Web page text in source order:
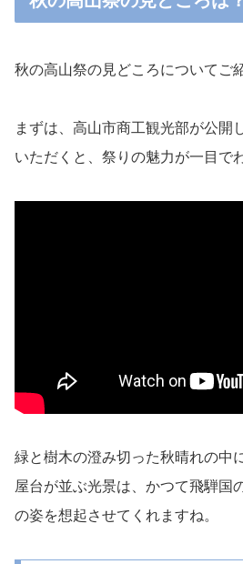
秋の高山祭の見どころについてご
まずは、高山市商工観光部が公開
いただくと、祭りの魅力が一目で
緑と樹木の澄み切った秋晴れの中
屋台が並ぶ光景は、かつて飛騨国
の姿を想起させてくれますね。